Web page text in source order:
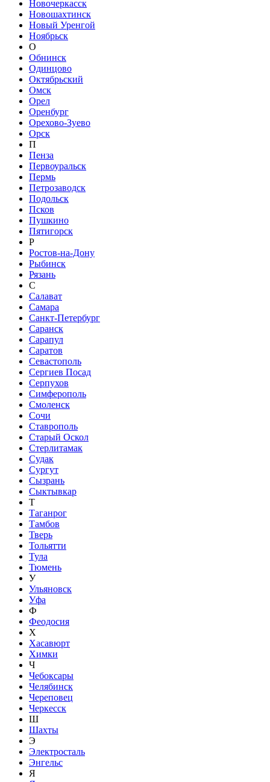
Новочеркасск
Новошахтинск
Новый Уренгой
Ноябрьск
О
Обнинск
Одинцово
Октябрьский
Омск
Орел
Оренбург
Орехово-Зуево
Орск
П
Пенза
Первоуральск
Пермь
Петрозаводск
Подольск
Псков
Пушкино
Пятигорск
Р
Ростов-на-Дону
Рыбинск
Рязань
С
Салават
Самара
Санкт-Петербург
Саранск
Сарапул
Саратов
Севастополь
Сергиев Посад
Серпухов
Симферополь
Смоленск
Сочи
Ставрополь
Старый Оскол
Стерлитамак
Судак
Сургут
Сызрань
Сыктывкар
Т
Таганрог
Тамбов
Тверь
Тольятти
Тула
Тюмень
У
Ульяновск
Уфа
Ф
Феодосия
Х
Хасавюрт
Химки
Ч
Чебоксары
Челябинск
Череповец
Черкесск
Ш
Шахты
Э
Электросталь
Энгельс
Я